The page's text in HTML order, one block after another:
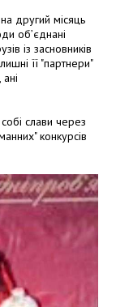
другий місяць
об’єднані
із засновників
її "партнери"
слави через
конкурсів